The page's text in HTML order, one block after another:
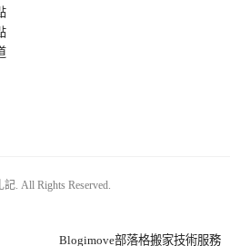
. All Rights Reserved.
Blogimove部落格搬家技術服務